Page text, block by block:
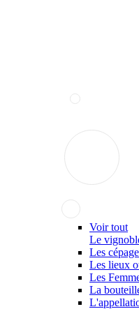
Voir tout
Le
Les
Les lieux
Les
La